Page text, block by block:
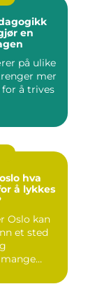
en
på ulike
mer
å trives
hva
å lykkes
Oslo kan
et sted